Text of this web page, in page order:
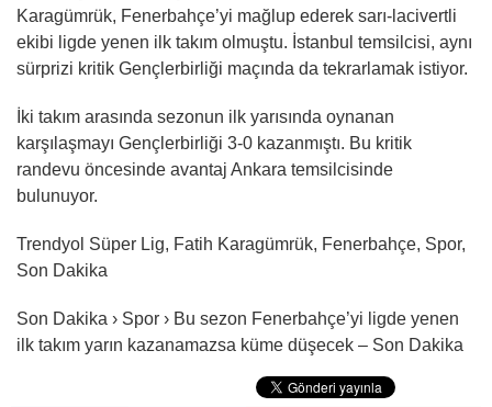
Karagümrük, Fenerbahçe’yi mağlup ederek sarı-lacivertli
ekibi ligde yenen ilk takım olmuştu. İstanbul temsilcisi, aynı
sürprizi kritik Gençlerbirliği maçında da tekrarlamak istiyor.
İki takım arasında sezonun ilk yarısında oynanan
karşılaşmayı Gençlerbirliği 3-0 kazanmıştı. Bu kritik
randevu öncesinde avantaj Ankara temsilcisinde
bulunuyor.
Trendyol Süper Lig, Fatih Karagümrük, Fenerbahçe, Spor,
Son Dakika
Son Dakika › Spor › Bu sezon Fenerbahçe’yi ligde yenen
ilk takım yarın kazanamazsa küme düşecek – Son Dakika